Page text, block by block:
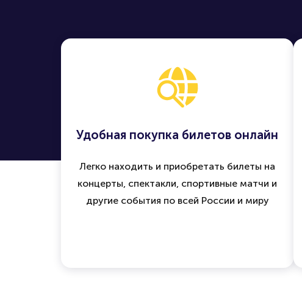
Удобная покупка билетов онлайн
Легко находить и приобретать билеты на
концерты, спектакли, спортивные матчи и
другие события по всей России и миру